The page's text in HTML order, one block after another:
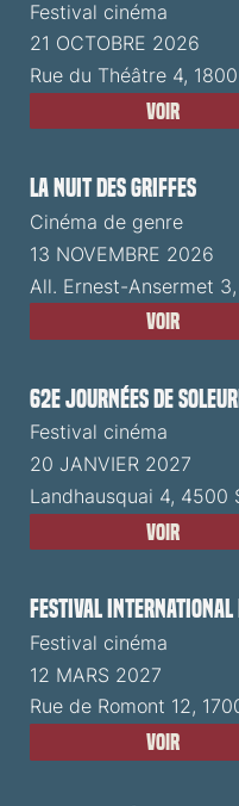
Festival cinéma
21 OCTOBRE 2026
Rue du Théâtre 4,
Voir
La Nuit des Griffes
Cinéma de genre
13 NOVEMBRE 2026
All. Ernest-Ansermet
Voir
62e Journées de
Festival cinéma
20 JANVIER 2027
Landhausquai 4, 4500
Voir
Festival International
Festival cinéma
12 MARS 2027
Rue de Romont 12,
Voir